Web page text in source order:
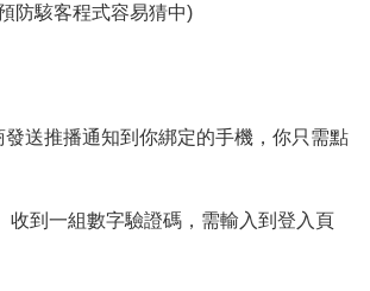
防駭客程式容易猜中)
送推播通知到你綁定的手機，你只需點
收到一組數字驗證碼，需輸入到登入頁